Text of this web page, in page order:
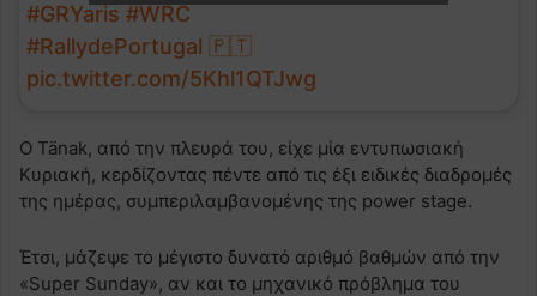
#GRYaris #WRC
#RallydePortugal 🇵🇹
pic.twitter.com/5Khl1QTJwg
Ο Tänak, από την πλευρά του, είχε μία εντυπωσιακή
Κυριακή, κερδίζοντας πέντε από τις έξι ειδικές διαδρομές
της ημέρας, συμπεριλαμβανομένης της power stage.
Έτσι, μάζεψε το μέγιστο δυνατό αριθμό βαθμών από την
«Super Sunday», αν και το μηχανικό πρόβλημα του